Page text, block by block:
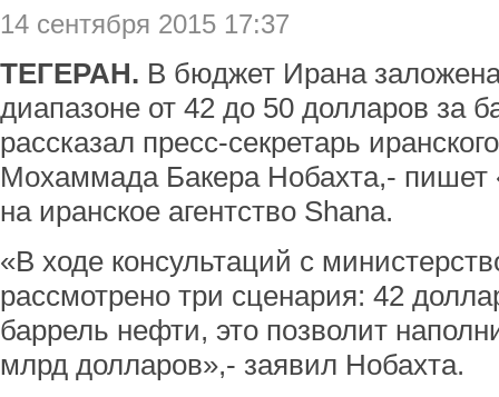
14 сентября 2015 17:37
ТЕГЕРАН. В бюджет Ирана
диапазоне от 42 до 50 долларов за
рассказал пресс-секретарь
Мохаммада Бакера Нобахта,- пишет
на иранское агентство Shana.
«В ходе консультаций с
рассмотрено три сценария: 42
баррель нефти, это позволит
млрд долларов»,- заявил Нобахта.